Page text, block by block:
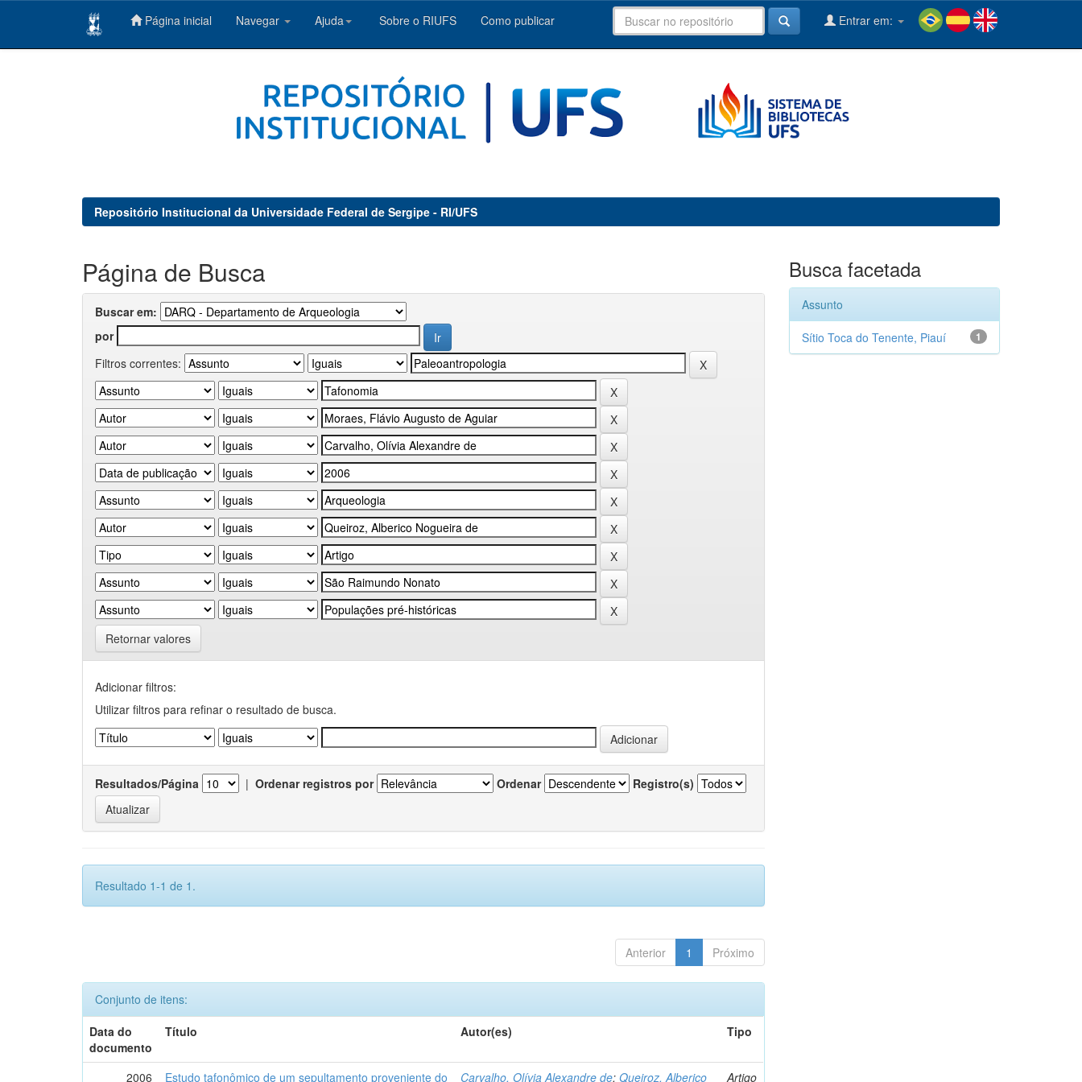
Página inicial Navegar Ajuda Sobre o RIUFS Como publicar Entrar em:
Repositório Institucional da Universidade Federal de Sergipe - RI/UFS
Página de Busca
Buscar em:
por
Filtros correntes:
Retornar valores
Adicionar filtros:
Utilizar filtros para refinar o resultado de busca.
Resultados/Página | Ordenar registros por Ordenar Registro(s)
Resultado 1-1 de 1.
Anterior 1 Próximo
Conjunto de itens:
Data do
documento
Título Autor(es) Tipo
2006 Estudo tafonômico de um sepultamento proveniente do Carvalho, Olívia Alexandre de;Queiroz, Alberico Artigo
Busca facetada
Assunto
1
Sítio Toca do Tenente, Piauí